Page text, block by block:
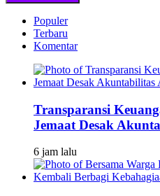
Populer
Terbaru
Komentar
Transparansi
Jemaat Desak
6 jam lalu